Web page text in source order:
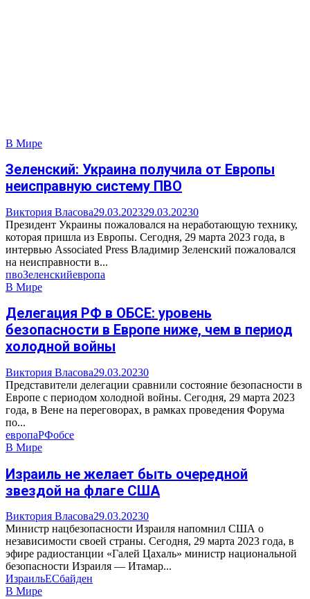
В Мире
Зеленский: Украина получила от Европы
неисправную систему ПВО
Виктория Власова29.03.202329.03.20230
Президент Украины пожаловался на неработающую технику,
которая пришла из Европы. Сегодня, 29 марта 2023 года, в
интервью Associated Press Владимир Зеленский пожаловался
на неисправности в...
пвоЗеленскийевропа
В Мире
Делегация РФ в ОБСЕ: уровень
безопасности в Европе ниже, чем в период
холодной войны
Виктория Власова29.03.20230
Представители делегации сравнили состояние безопасности в
Европе с периодом холодной войны. Сегодня, 29 марта 2023
года, в Вене на переговорах, в рамках проведения Форума
по...
европаРФобсе
В Мире
Израиль не желает быть очередной
звездой на флаге США
Виктория Власова29.03.20230
Министр нацбезопасности Израиля напомнил США о
независимости своей страны. Сегодня, 29 марта 2023 года, в
эфире радиостанции «Галей Цахаль» министр национальной
безопасности Израиля — Итамар...
ИзраильЕСбайден
В Мире